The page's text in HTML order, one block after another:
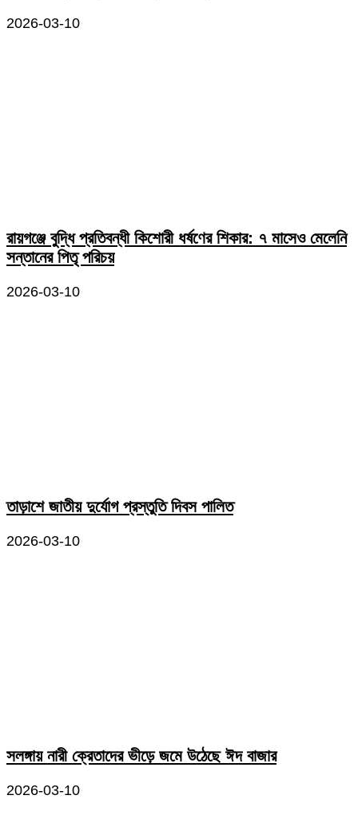
2026-03-10
রায়গঞ্জে বুদ্ধি প্রতিবন্ধী কিশোরী ধর্ষণের শিকার: ৭ মাসেও মেলেনি
সন্তানের পিতৃ পরিচয়
2026-03-10
তাড়াশে জাতীয় দুর্যোগ প্রস্তুতি দিবস পালিত
2026-03-10
সলঙ্গায় নারী ক্রেতাদের ভীড়ে জমে উঠেছে ঈদ বাজার
2026-03-10